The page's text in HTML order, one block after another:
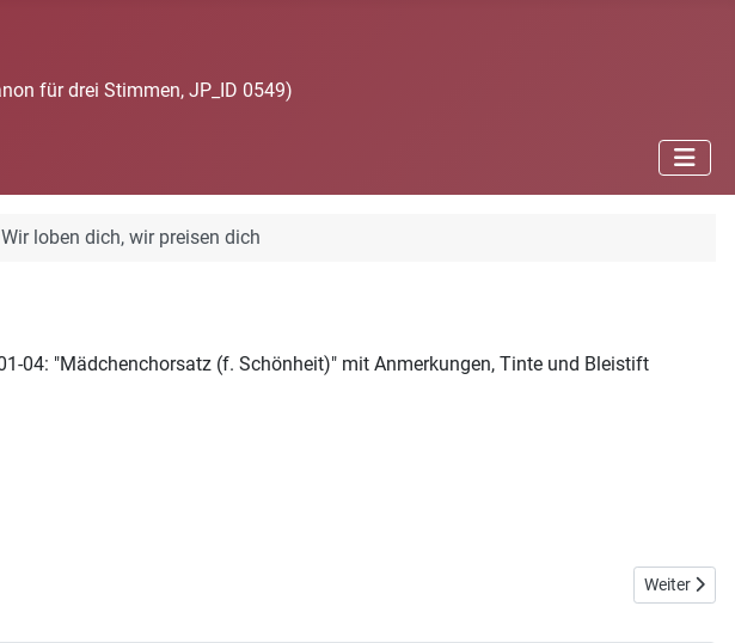
für drei Stimmen, JP_ID 0549)
Wir loben dich, wir preisen dich
04: "Mädchenchorsatz (f. Schönheit)" mit Anmerkungen, Tinte und Bleistift
Nächster
Weiter